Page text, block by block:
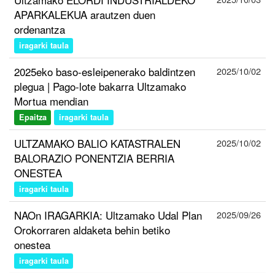
APARKALEKUA arautzen duen
ordenantza
iragarki taula
2025eko baso-esleipenerako baldintzen
plegua | Pago-lote bakarra Ultzamako
Mortua mendian
Epaitza iragarki taula
2025/10/02
ULTZAMAKO BALIO KATASTRALEN
BALORAZIO PONENTZIA BERRIA
ONESTEA
iragarki taula
2025/10/02
NAOn IRAGARKIA: Ultzamako Udal Plan
Orokorraren aldaketa behin betiko
onestea
iragarki taula
2025/09/26